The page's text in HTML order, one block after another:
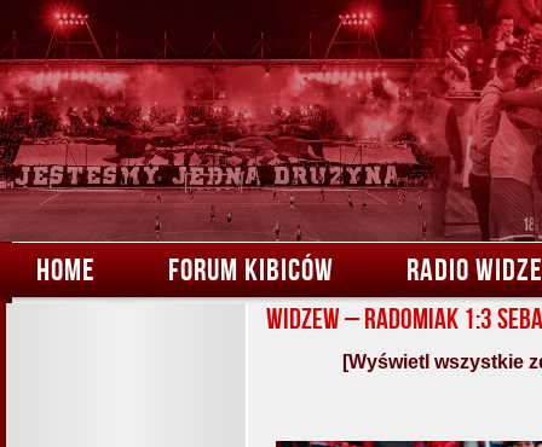
HOME FORUM KIBICÓW RADIO
Widzew – Radomiak 1:3 Seba
[Wyświetl wszystkie